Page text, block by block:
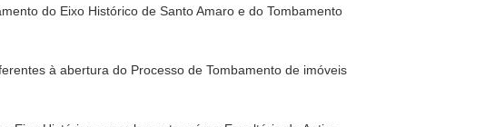
do Eixo Histórico de Santo Amaro e do Tombamento
à abertura do Processo de Tombamento de imóveis